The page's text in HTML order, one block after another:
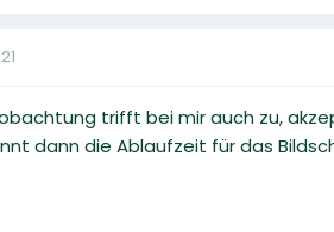
trifft bei mir auch zu,
dann die Ablaufzeit für das